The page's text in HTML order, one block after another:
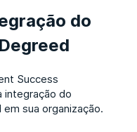
do
Success
integração do
sua organização.